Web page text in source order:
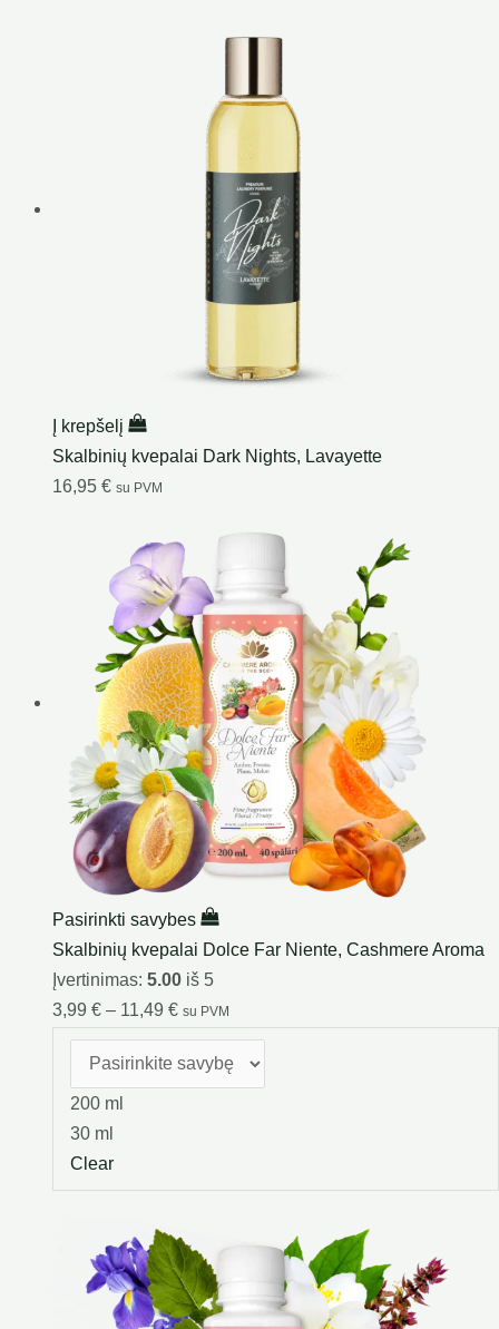
Į krepšelį
Skalbinių kvepalai Dark Nights, Lavayette
16,95 € su PVM
Pasirinkti savybes
Skalbinių kvepalai Dolce Far Niente, Cashmere Aroma
Įvertinimas: 5.00iš 5
3,99 € – 11,49 € su PVM
200 ml
30 ml
Clear